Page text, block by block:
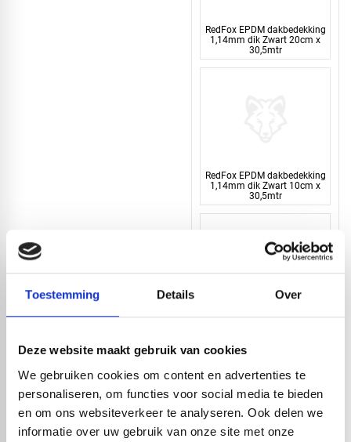
Toestemming Details Over
Deze website maakt gebruik van cookies
We gebruiken cookies om content en advertenties te
personaliseren, om functies voor social media te bieden
en om ons websiteverkeer te analyseren. Ook delen we
informatie over uw gebruik van onze site met onze
RedFox EPDM dakbedekking
1,14mm dik Zwart 20cm x
30,5mtr
RedFox EPDM dakbedekking
1,14mm dik Zwart 10cm x
30,5mtr
RedFox® EPDM strook |